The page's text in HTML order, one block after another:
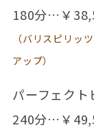
180分…￥
（バリスピリッ
アップ）
パーフェクト
240分…￥